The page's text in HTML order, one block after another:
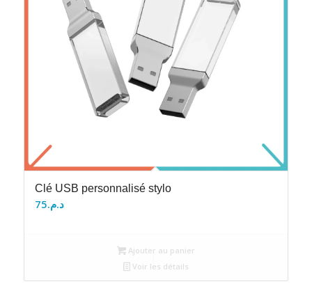
Clé USB personnalisé stylo
د.م.75
Ajouter au panier
Voir les détails